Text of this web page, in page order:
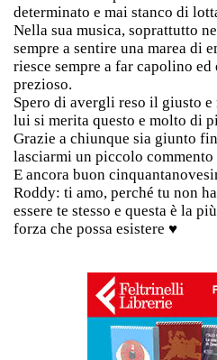
determinato e mai stanco di
Nella sua musica, soprattutto
sempre a sentire una marea di
riesce sempre a far capolino ed
prezioso.
Spero di avergli reso il giusto
lui si merita questo e molto di
Grazie a chiunque sia giunto
lasciarmi un piccolo commento
E ancora buon
Roddy: ti amo, perché tu non
essere te stesso e questa è la
forza che possa esistere ♥